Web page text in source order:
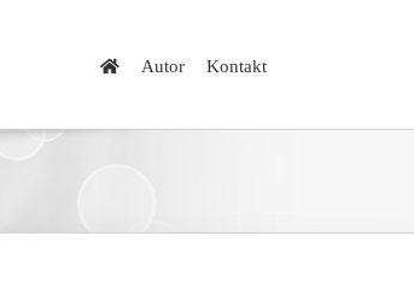
Autor Kontakt